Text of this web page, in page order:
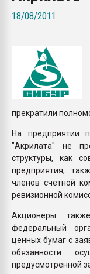
18/08/2011
прекратили
На предприятии
"Акрилата" не
структуры, как
предприятия,
членов счетной
ревизионной
Акционеры
федеральный
ценных бумаг с
обязанности
предусмотренной